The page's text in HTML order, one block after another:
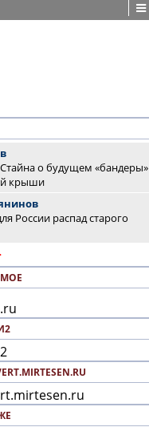
о будущем «бандеры»
крыши
России распад старого